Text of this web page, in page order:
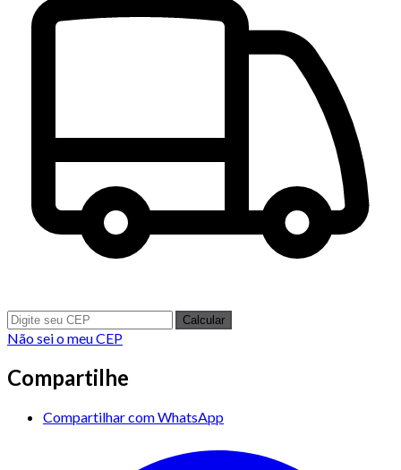
Calcular
Não sei o meu CEP
Compartilhe
Compartilhar com WhatsApp